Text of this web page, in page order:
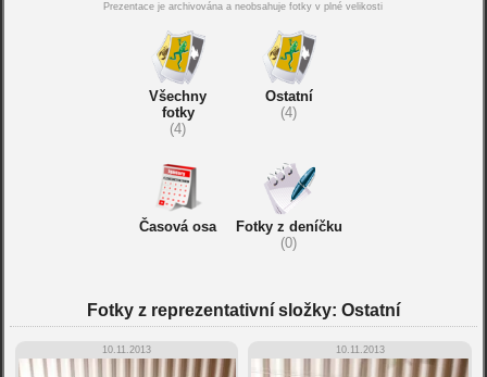
Prezentace je archivována a neobsahuje fotky v plné velikosti
Všechny
fotky
(4)
Ostatní
(4)
Časová osa
Fotky z deníčku
(0)
Fotky z reprezentativní složky: Ostatní
10.11.2013 10.11.2013